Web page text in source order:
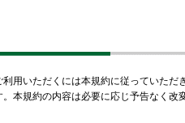
用いただくには本規約に従っていた
本規約の内容は必要に応じ予告なく改